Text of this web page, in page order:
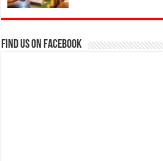
Find us on Facebook